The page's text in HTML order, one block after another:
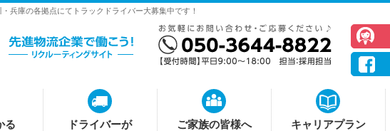
兵庫の各拠点にてトラックドライバー大募集中です！
る
ドライバーが
ご家族の皆様へ キャリアプラン